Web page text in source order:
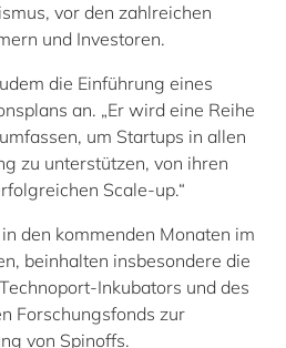
vor den zahlreichen
und Investoren.
die Einführung eines
an. „Er wird eine Reihe
um Startups in allen
zu unterstützen, von ihren
Scale-up.“
den kommenden Monaten im
beinhalten insbesondere die
Inkubators und des
Forschungsfonds zur
von Spinoffs.